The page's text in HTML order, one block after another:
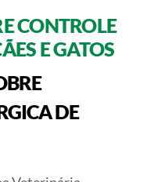
CONTROLE
E GATOS
DE